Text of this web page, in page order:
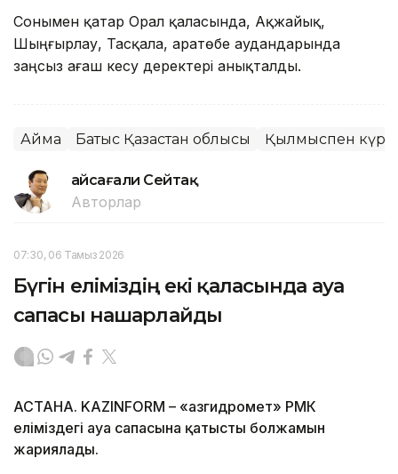
Сонымен қатар Орал қаласында, Ақжайық,
Шыңғырлау, Тасқала, Қаратөбе аудандарында
заңсыз ағаш кесу деректері анықталды.
Аймақ Батыс Қазақстан облысы Қылмыспен
Ғайсағали Сейтақ
Авторлар
07:30, 06 Тамыз 2026
Бүгін еліміздің екі қаласында ауа
сапасы нашарлайды
АСТАНА. KAZINFORM – «Қазгидромет» РМК
еліміздегі ауа сапасына қатысты болжамын
жариялады.